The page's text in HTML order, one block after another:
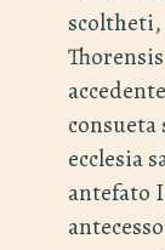
consueta
ecclesia
antefato